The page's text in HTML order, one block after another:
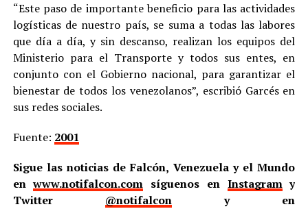
“Este paso de importante beneficio para las actividades
logísticas de nuestro país, se suma a todas las labores
que día a día, y sin descanso, realizan los equipos del
Ministerio para el Transporte y todos sus entes, en
conjunto con el Gobierno nacional, para garantizar el
bienestar de todos los venezolanos”, escribió Garcés en
sus redes sociales.
Fuente: 2001
Sigue las noticias de Falcón, Venezuela y el Mundo
enwww.notifalcon.com síguenos en Instagramy
Twitter @notifalcony en